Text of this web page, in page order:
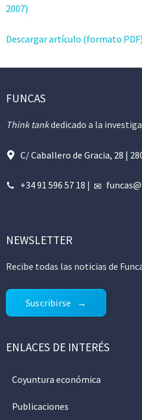
2007)
Descargar artículo (formato PDF)
FUNCAS
Think tankdedicado a la
C/ Caballero de Gracia, 28 |
+34 91 596 57 18 |
NEWSLETTER
Recibe todas las noticias de
Suscribirse
ENLACES DE INTERÉS
Coyuntura económica
Publicaciones